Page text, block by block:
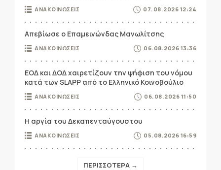
ΑΝΑΚΟΙΝΩΣΕΙΣ 07.08.2026 12:24
Απεβίωσε ο Επαμεινώνδας Μανωλίτσης
ΑΝΑΚΟΙΝΩΣΕΙΣ 06.08.2026 13:36
ΕΟΔ και ΔΟΔ χαιρετίζουν την ψήφιση του νόμου
κατά των SLAPP από το Ελληνικό Κοινοβούλιο
ΑΝΑΚΟΙΝΩΣΕΙΣ 06.08.2026 11:50
Η αργία του Δεκαπενταύγουστου
ΑΝΑΚΟΙΝΩΣΕΙΣ 05.08.2026 16:59
ΠΕΡΙΣΣΟΤΕΡΑ →